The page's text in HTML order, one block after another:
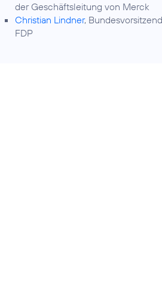
der Geschäftsleitung von Merck
Christian Lindner,
FDP